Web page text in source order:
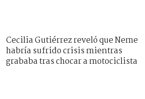
Cecilia Gutiérrez reveló que Neme
habría sufrido crisis mientras
grababa tras chocar a motociclista